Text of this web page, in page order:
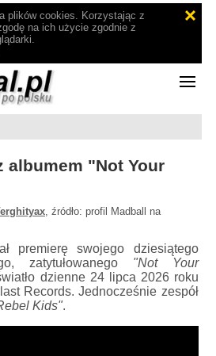
plików cookies. Korzystając z
na ich użycie zgodnie z
albumem "Not Your
, źródło: profil Madball na
premierę swojego dziesiątego
zatytułowanego "Not Your
dzienne 24 lipca 2026 roku
Records. Jednocześnie zespół
Kids".